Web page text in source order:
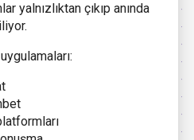
yalnızlıktan çıkıp anında